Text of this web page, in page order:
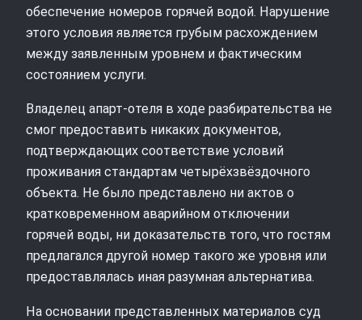
обеспечение номеров горячей водой. Нарушение
этого условия является грубым расхождением
между заявленным уровнем и фактическим
состоянием услуги.
Владелец апарт‑отеля в ходе разбирательства не
смог предоставить никаких документов,
подтверждающих соответствие условий
проживания стандартам четырёхзвёздочного
объекта. Не было представлено ни актов о
кратковременном аварийном отключении
горячей воды, ни доказательств того, что гостям
предлагался другой номер такого же уровня или
предоставлялась иная разумная альтернатива.
На основании представленных материалов суд